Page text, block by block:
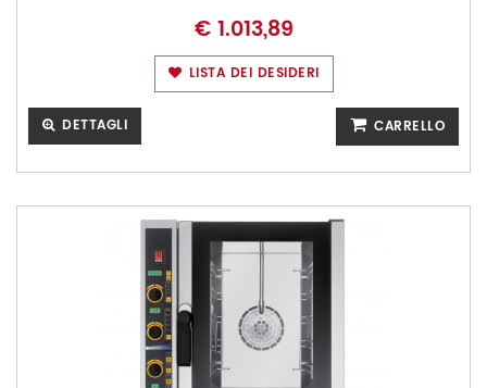
€ 1.013,89
LISTA DEI DESIDERI
DETTAGLI CARRELLO